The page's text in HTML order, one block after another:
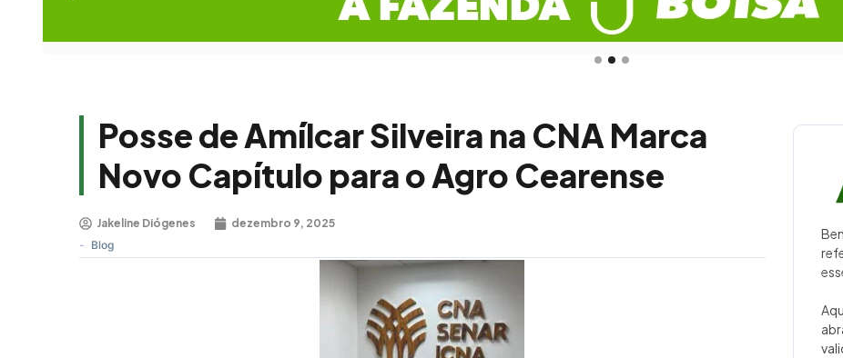
Posse de Amílcar Silveira na CNA Marca
Novo Capítulo para o Agro Cearense
Jakeline Diógenes
dezembro 9, 2025
- Blog